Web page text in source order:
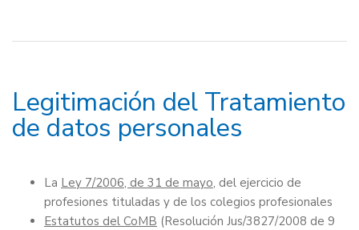
Legitimación del Tratamiento
de datos personales
La Ley 7/2006, de 31 de mayo, del ejercicio de
profesiones tituladas y de los colegios profesionales
Estatutos del CoMB (Resolución Jus/3827/2008 de 9